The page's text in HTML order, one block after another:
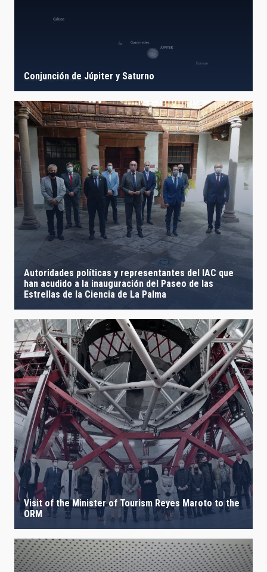
Conjunción de Júpiter y Saturno
Autoridades políticas y representantes del IAC que
han acudido a la inauguración del Paseo de las
Estrellas de la Ciencia de La Palma
Visit of the Minister of Tourism Reyes Maroto to the
ORM